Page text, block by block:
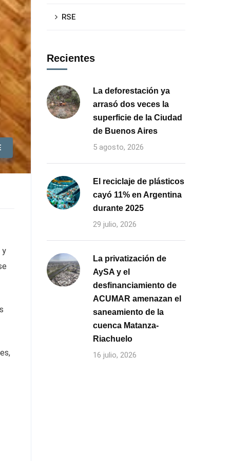
y
RSE
Recientes
La deforestación ya
arrasó dos veces la
superficie de la Ciudad
de Buenos Aires
5 agosto, 2026
El reciclaje de plásticos
cayó 11% en Argentina
durante 2025
29 julio, 2026
La privatización de
AySA y el
desfinanciamiento de
ACUMAR amenazan el
saneamiento de la
cuenca Matanza-
Riachuelo
16 julio, 2026